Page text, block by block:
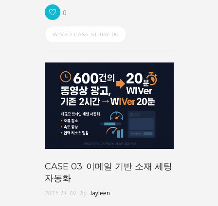
0
WIVER CASE STUDY 00
CASE 03. 이메일 기반 소재 세팅
자동화
2025-11-10 by Jayleen